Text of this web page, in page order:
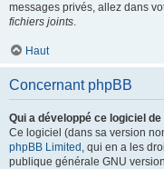
messages privés, allez dans
fichiers joints.
Haut
Concernant phpBB
Qui a développé ce logiciel
Ce logiciel (dans sa version
phpBB Limited , qui en a les
publique générale GNU